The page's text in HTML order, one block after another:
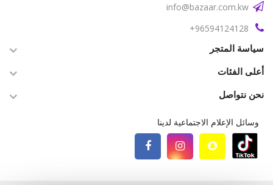
info@bazaar.com.kw
96594124128+
سياسة المتجر
أعلى الفئات
نحن نتواصل
وسائل الإعلام الاجتماعية لدينا